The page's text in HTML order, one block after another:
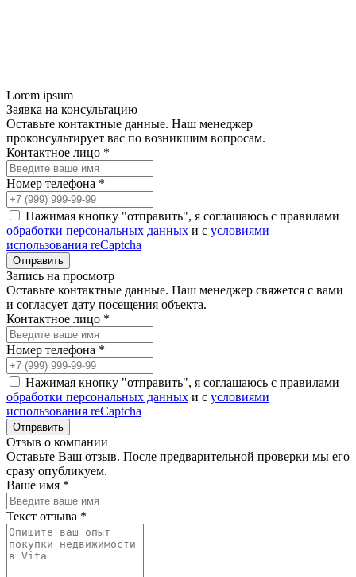
Lorem ipsum
Заявка на консультацию
Оставьте контактные данные. Наш менеджер
проконсультирует вас по возникшим вопросам.
Контактное лицо *
Номер телефона *
Нажимая кнопку "отправить", я соглашаюсь с правилами
обработки персональных данных и с условиями
использования reCaptcha
Запись на просмотр
Оставьте контактные данные. Наш менеджер свяжется с вами
и согласует дату посещения объекта.
Контактное лицо *
Номер телефона *
Нажимая кнопку "отправить", я соглашаюсь с правилами
обработки персональных данных и с условиями
использования reCaptcha
Отзыв о компании
Оставьте Ваш отзыв. После предварительной проверки мы его
сразу опубликуем.
Ваше имя *
Текст отзыва *